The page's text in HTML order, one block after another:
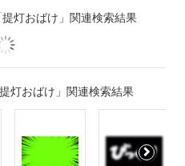
灯おばけ」関連検索結果
灯おばけ」関連検索結果